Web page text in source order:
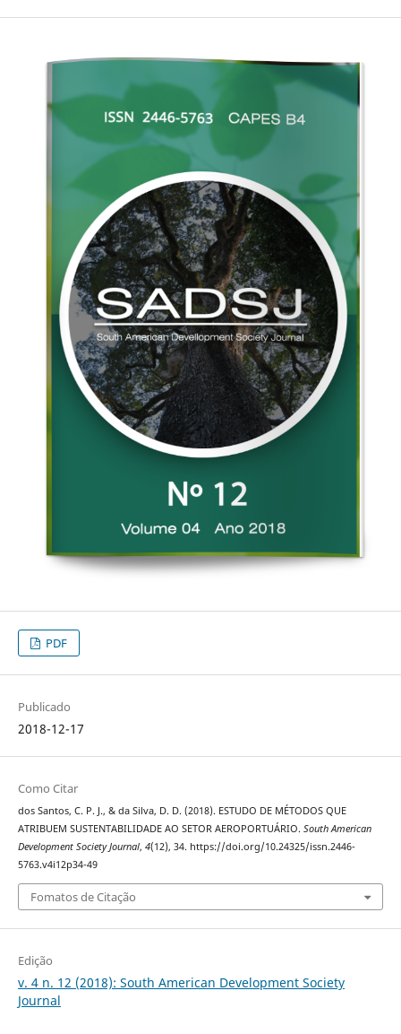
PDF
Publicado
2018-12-17
Como Citar
dos Santos, C. P. J., & da Silva, D. D. (2018). ESTUDO DE MÉTODOS QUE
ATRIBUEM SUSTENTABILIDADE AO SETOR AEROPORTUÁRIO. South American
Development Society Journal, 4(12), 34. https://doi.org/10.24325/issn.2446-
5763.v4i12p34-49
Fomatos de Citação
Edição
v. 4 n. 12 (2018): South American Development Society
Journal